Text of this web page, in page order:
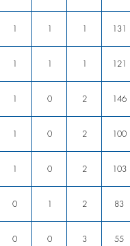
1 1 1 131
1 1 1 121
1 0 2 146
1 0 2 100
1 0 2 103
0 1 2 83
0 0 3 55